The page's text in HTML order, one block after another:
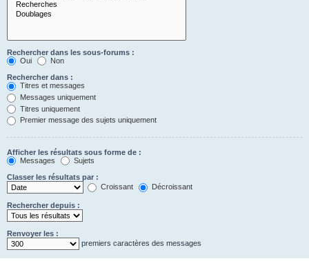
Rechercher dans les sous-forums :
Oui
Non
Rechercher dans :
Titres et messages
Messages uniquement
Titres uniquement
Premier message des sujets uniquement
Afficher les résultats sous forme de :
Messages
Sujets
Classer les résultats par :
Croissant
Décroissant
Rechercher depuis :
Renvoyer les :
premiers caractères des messages